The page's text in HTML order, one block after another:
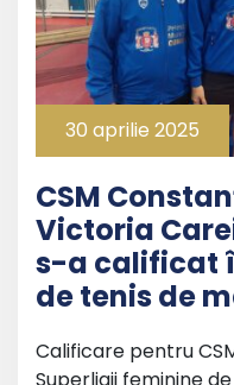
30 aprilie 2025
CSM
Victoria
s-a calificat
de tenis de
Calificare pentru